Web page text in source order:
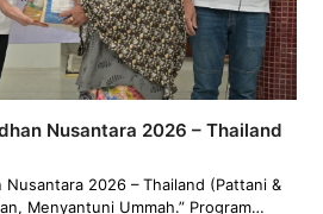
Nusantara 2026 – Thailand
Nusantara 2026 – Thailand (Pattani &
Menyantuni Ummah.” Program…